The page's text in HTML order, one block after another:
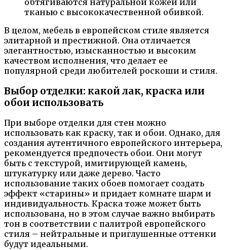
тканью с высококачественной обивкой.
В целом, мебель в европейском стиле является
элитарной и престижной. Она отличается
элегантностью, изысканностью и высоким
качеством исполнения, что делает ее
популярной среди любителей роскоши и стиля.
Выбор отделки: какой лак, краска или
обои использовать
При выборе отделки для стен можно
использовать как краску, так и обои. Однако, для
создания аутентичного европейского интерьера,
рекомендуется предпочесть обои. Они могут
быть с текстурой, имитирующей камень,
штукатурку или даже дерево. Часто
использование таких обоев помогает создать
эффект «старины» и придает комнате шарм и
индивидуальность. Краска тоже может быть
использована, но в этом случае важно выбирать
тон в соответствии с палитрой европейского
стиля – нейтральные и приглушенные оттенки
будут идеальными.